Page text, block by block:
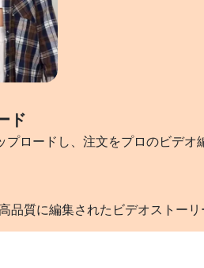
ド
プロードし、注文をプロのビデオ
品質に編集されたビデオストーリ